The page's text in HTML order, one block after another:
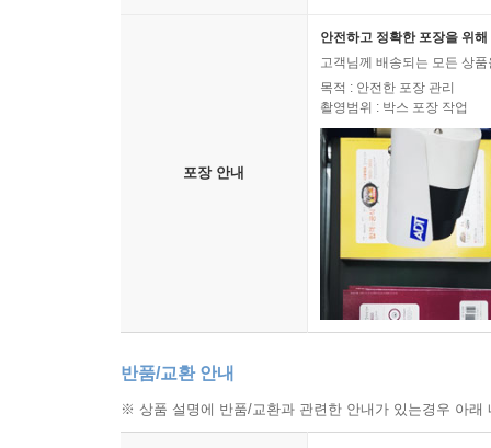
포장 안내
안전하고 정확한 포장을 위
고객님께 배송되는 모든 상
목적 : 안전한 포장 관리
촬영범위 : 박스 포장 작업
반품/교환 안내
※ 상품 설명에 반품/교환과 관련한 안내가 있는경우 아